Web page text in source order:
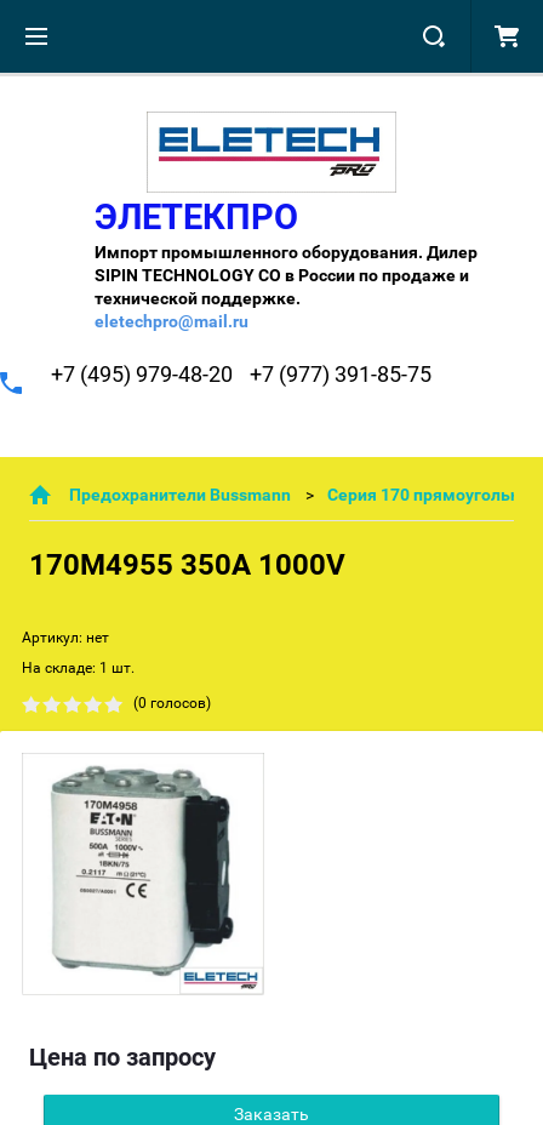
ЭЛЕТЕКПРО
Импорт промышленного оборудования. Дилер
SIPIN TECHNOLOGY CO в России по продаже и
технической поддержке.
eletechpro@mail.ru
+7 (495) 979-48-20 +7 (977) 391-85-75
Предохранители Bussmann Cерия 170 прямоугольные
170M4955 350A 1000V
Артикул: нет
На складе: 1 шт.
(0 голосов)
Цена по запросу
Заказать